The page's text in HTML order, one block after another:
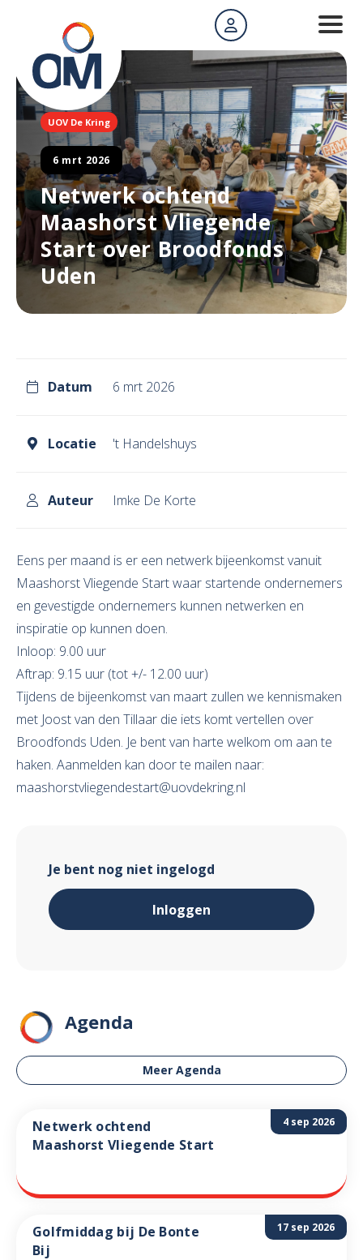
UOV De Kring
6 mrt 2026
Netwerk ochtend
Maashorst Vliegende
Start over Broodfonds
Uden
Datum 6 mrt 2026
Locatie 't Handelshuys
Auteur Imke De Korte
Eens per maand is er een netwerk bijeenkomst vanuit
Maashorst Vliegende Start waar startende ondernemers
en gevestigde ondernemers kunnen netwerken en
inspiratie op kunnen doen.
Inloop: 9.00 uur
Aftrap: 9.15 uur (tot +/- 12.00 uur)
Tijdens de bijeenkomst van maart zullen we kennismaken
met Joost van den Tillaar die iets komt vertellen over
Broodfonds Uden. Je bent van harte welkom om aan te
haken. Aanmelden kan door te mailen naar:
maashorstvliegendestart@uovdekring.nl
Je bent nog niet ingelogd
Inloggen
Agenda
Meer Agenda
4 sep 2026
Netwerk ochtend
Maashorst Vliegende Start
17 sep 2026
Golfmiddag bij De Bonte
Bij